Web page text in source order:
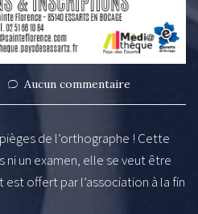
Aucun commentaire
de l’orthographe ! Cette
ni un examen, elle se veut être
offert par l’association à la fin